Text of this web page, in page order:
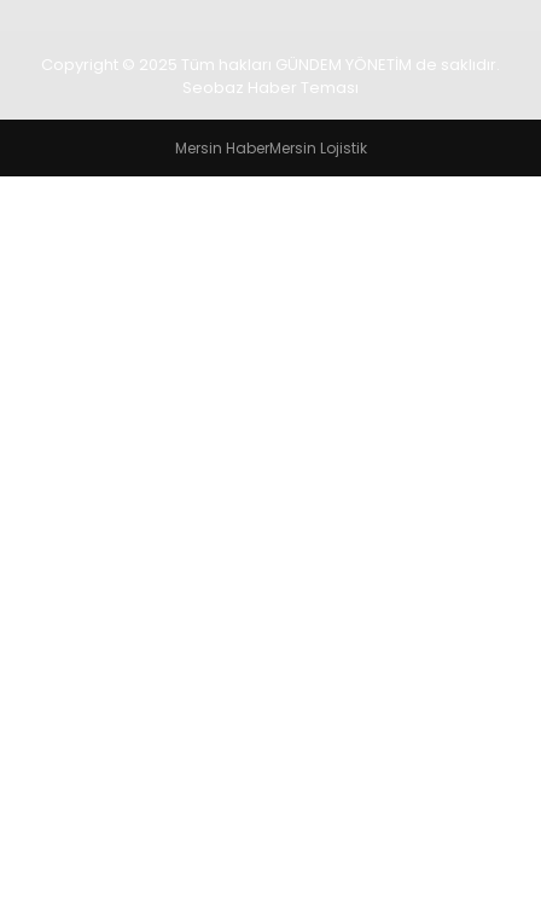
Copyright © 2025 Tüm hakları GÜNDEM YÖNETİM de saklıdır.
Seobaz Haber Teması
Mersin HaberMersin Lojistik